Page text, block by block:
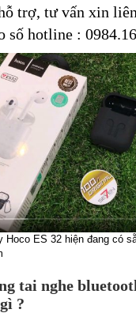
trợ, tư vấn xin
số hotline :
Hoco ES 32 hiện đang có
tai nghe
?